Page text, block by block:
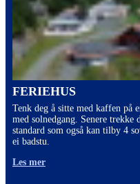
FERIEHUS
Tenk deg å sitte med kaffen på
med solnedgang. Senere
standard som også kan tilby 4
ei badstu.
Les mer